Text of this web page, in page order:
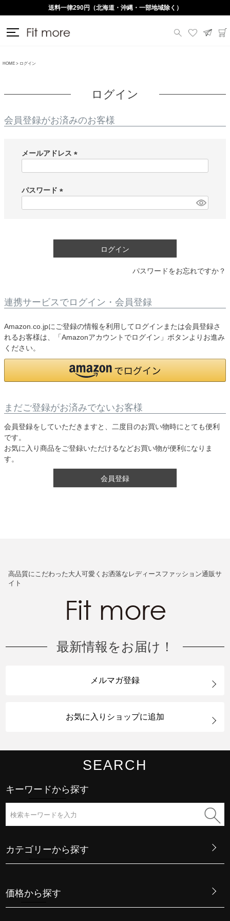
送料一律290円（北海道・沖縄・一部地域除く）
HOME ログイン
ログイン
会員登録がお済みのお客様
メールアドレス
)
パスワード
ログイン
パスワードをお忘れですか？
連携サービスでログイン・会員登録
Amazon.co.jpにご登録の情報を利用してログインまたは会員登録さ
れるお客様は、「Amazonアカウントでログイン」ボタンよりお進み
ください。
まだご登録がお済みでないお客様
会員登録をしていただきますと、二度目のお買い物時にとても便利
です。
お気に入り商品をご登録いただけるなどお買い物が便利になりま
す。
会員登録
高品質にこだわった大人可愛くお洒落なレディースファッション通販サ
イト
最新情報をお届け！
メルマガ登録
お気に入りショップに追加
SEARCH
キーワードから探す
カテゴリーから探す
価格から探す